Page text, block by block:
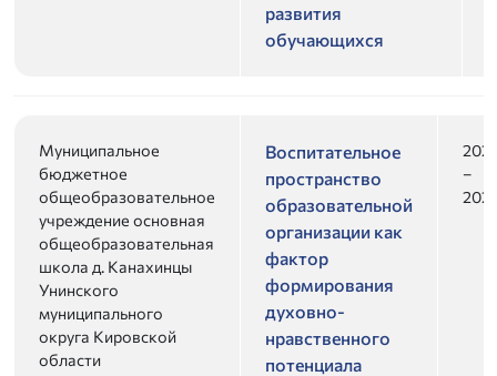
развития
обучающихся
Муниципальное
бюджетное
общеобразовательное
учреждение основная
общеобразовательная
школа д. Канахинцы
Унинского
муниципального
округа Кировской
области
Воспитательное
пространство
образовательной
организации как
фактор
формирования
духовно-
нравственного
потенциала
–